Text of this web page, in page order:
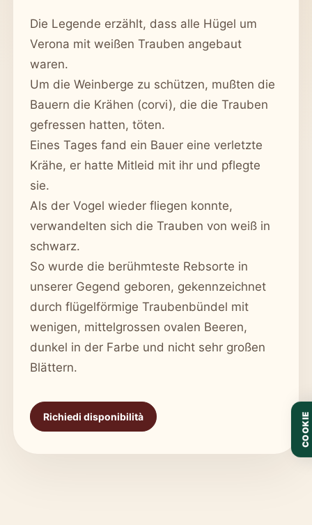
Die Legende erzählt, dass alle Hügel um
Verona mit weißen Trauben angebaut
waren.
Um die Weinberge zu schützen, mußten die
Bauern die Krähen (corvi), die die Trauben
gefressen hatten, töten.
Eines Tages fand ein Bauer eine verletzte
Krähe, er hatte Mitleid mit ihr und pflegte
sie.
Als der Vogel wieder fliegen konnte,
verwandelten sich die Trauben von weiß in
schwarz.
So wurde die berühmteste Rebsorte in
unserer Gegend geboren, gekennzeichnet
durch flügelförmige Traubenbündel mit
wenigen, mittelgrossen ovalen Beeren,
dunkel in der Farbe und nicht sehr großen
Blättern.
Richiedi disponibilità COOKIE